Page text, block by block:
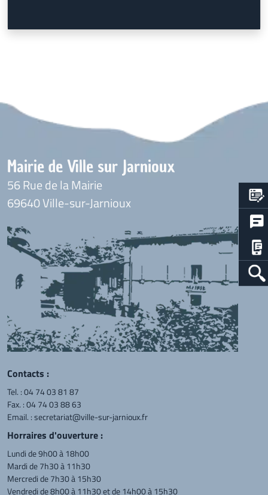
Mairie de Ville sur Jarnioux
56 Rue de la Mairie
69640 Ville-sur-Jarnioux
Contacts :
Tel. :04 74 03 81 87
Fax. : 04 74 03 88 63
Email. :secretariat@ville-sur-jarnioux.fr
Horraires d'ouverture :
Lundi de 9h00 à 18h00
Mardi de 7h30 à 11h30
Mercredi de 7h30 à 15h30
Vendredi de 8h00 à 11h30 et de 14h00 à 15h30